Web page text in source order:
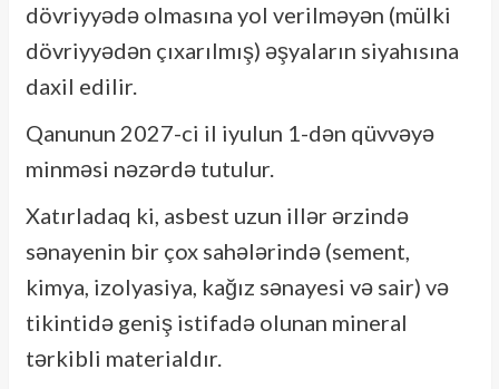
dövriyyədə olmasına yol verilməyən (mülki
dövriyyədən çıxarılmış) əşyaların siyahısına
daxil edilir.
Qanunun 2027-ci il iyulun 1-dən qüvvəyə
minməsi nəzərdə tutulur.
Xatırladaq ki, asbest uzun illər ərzində
sənayenin bir çox sahələrində (sement,
kimya, izolyasiya, kağız sənayesi və sair) və
tikintidə geniş istifadə olunan mineral
tərkibli materialdır.